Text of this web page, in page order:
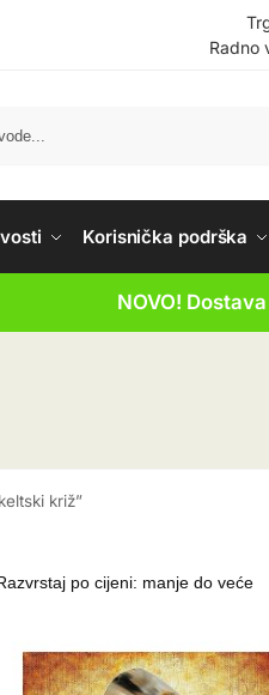
Radno
Korisnička podrška
NOVO!
križ”